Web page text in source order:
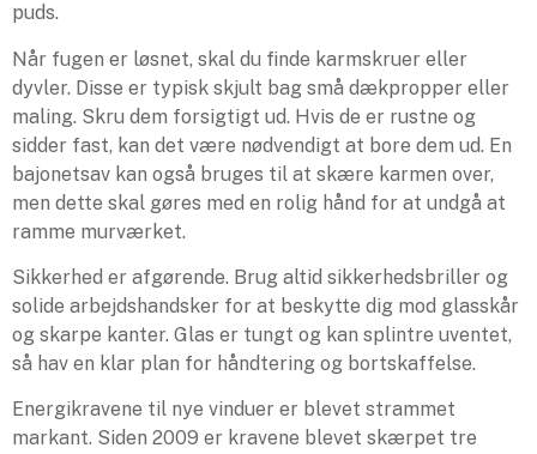
puds.
Når fugen er løsnet, skal du finde karmskruer eller
dyvler. Disse er typisk skjult bag små dækpropper eller
maling. Skru dem forsigtigt ud. Hvis de er rustne og
sidder fast, kan det være nødvendigt at bore dem ud. En
bajonetsav kan også bruges til at skære karmen over,
men dette skal gøres med en rolig hånd for at undgå at
ramme murværket.
Sikkerhed er afgørende. Brug altid sikkerhedsbriller og
solide arbejdshandsker for at beskytte dig mod glasskår
og skarpe kanter. Glas er tungt og kan splintre uventet,
så hav en klar plan for håndtering og bortskaffelse.
Energikravene til nye vinduer er blevet strammet
markant. Siden 2009 er kravene blevet skærpet tre